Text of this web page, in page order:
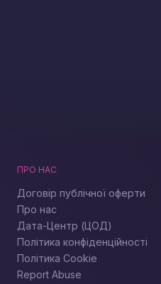
ПРО НАС
Договір публічної оферти
Про нас
Дата-Центр (ЦОД)
Політика конфіденційності
Політика Cookie
Report Abuse